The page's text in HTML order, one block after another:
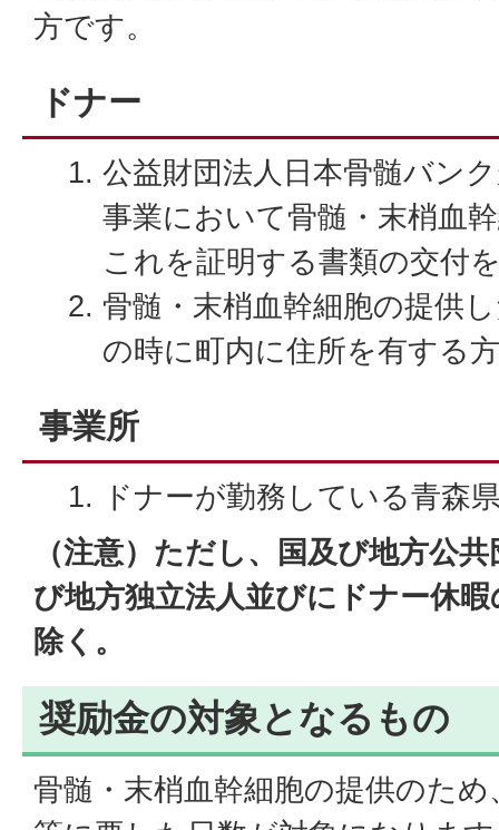
方です。
ドナー
公益財団法人日本骨髄バン
事業において骨髄・末梢血
これを証明する書類の交付
骨髄・末梢血幹細胞の提供
の時に町内に住所を有する方
事業所
ドナーが勤務している青森
（注意）ただし、国及び地方公
び地方独立法人並びにドナー休
除く。
奨励金の対象となるもの
骨髄・末梢血幹細胞の提供のた